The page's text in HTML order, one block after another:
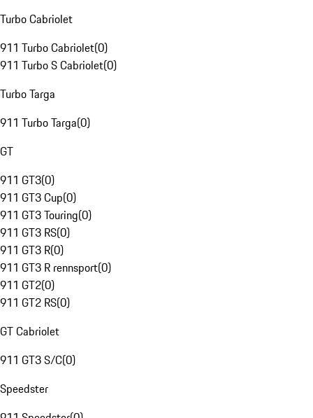
Turbo Cabriolet
911 Turbo Cabriolet(0)
911 Turbo S Cabriolet(0)
Turbo Targa
911 Turbo Targa(0)
GT
911 GT3(0)
911 GT3 Cup(0)
911 GT3 Touring(0)
911 GT3 RS(0)
911 GT3 R(0)
911 GT3 R rennsport(0)
911 GT2(0)
911 GT2 RS(0)
GT Cabriolet
911 GT3 S/C(0)
Speedster